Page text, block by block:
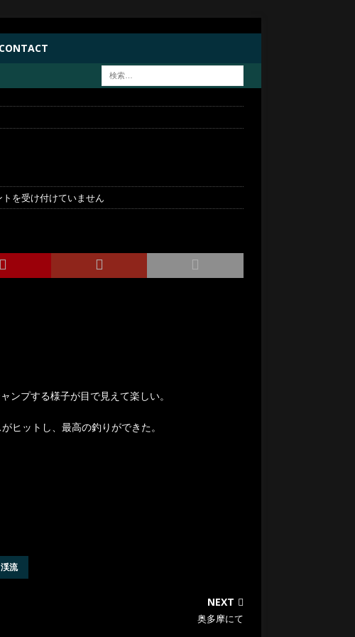
CONTACT
トを受け付けていません
ンプする様子が目で見えて楽しい。
ヒットし、最高の釣りができた。
渓流
NEXT
奥多摩にて